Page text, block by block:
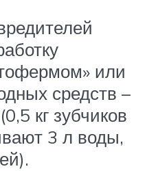
или
средств –
кг зубчиков
3 л воды,